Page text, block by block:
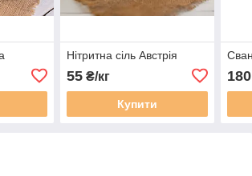
Нітритна сіль Австрія
55₴/кг
Купити
180